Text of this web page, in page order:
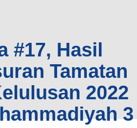
#17, Hasil
Tamatan
2022
3